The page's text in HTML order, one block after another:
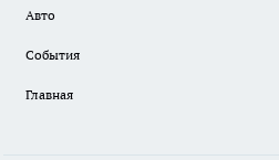
Авто
События
Главная